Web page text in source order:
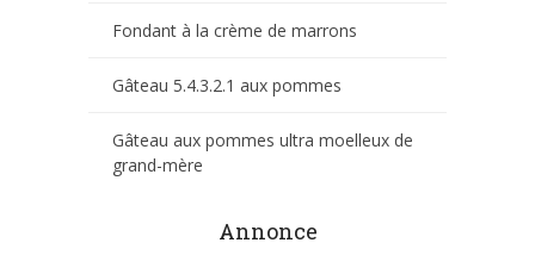
Fondant à la crème de marrons
Gâteau 5.4.3.2.1 aux pommes
Gâteau aux pommes ultra moelleux de
grand-mère
Annonce